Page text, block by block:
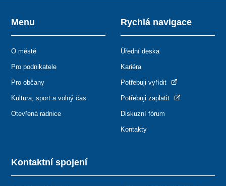
Kontaktní spojení
Menu
O městě
Pro podnikatele
Pro občany
Kultura, sport a volný čas
Otevřená radnice
Rychlá navigace
Úřední deska
Kariéra
Potřebuji vyřídit
Potřebuji zaplatit
Diskuzní fórum
Kontakty